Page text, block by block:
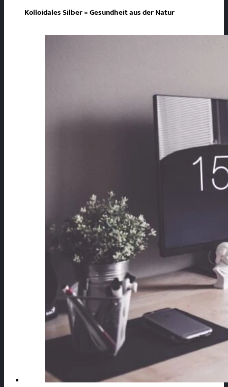
Kolloidales Silber » Gesundheit aus der Natur